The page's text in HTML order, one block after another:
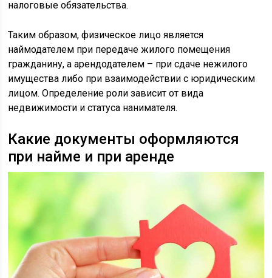
налоговые обязательства.
Таким образом, физическое лицо является
наймодателем при передаче жилого помещения
гражданину, а арендодателем – при сдаче нежилого
имущества либо при взаимодействии с юридическим
лицом. Определение роли зависит от вида
недвижимости и статуса нанимателя.
Какие документы оформляются
при найме и при аренде